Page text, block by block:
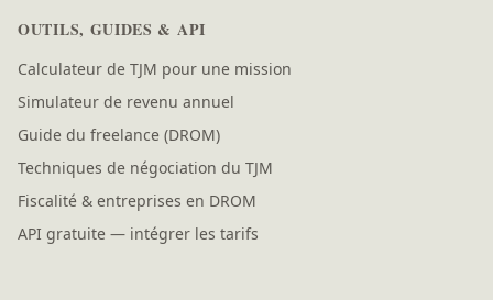
OUTILS, GUIDES & API
Calculateur de TJM pour une mission
Simulateur de revenu annuel
Guide du freelance (DROM)
Techniques de négociation du TJM
Fiscalité & entreprises en DROM
API gratuite — intégrer les tarifs